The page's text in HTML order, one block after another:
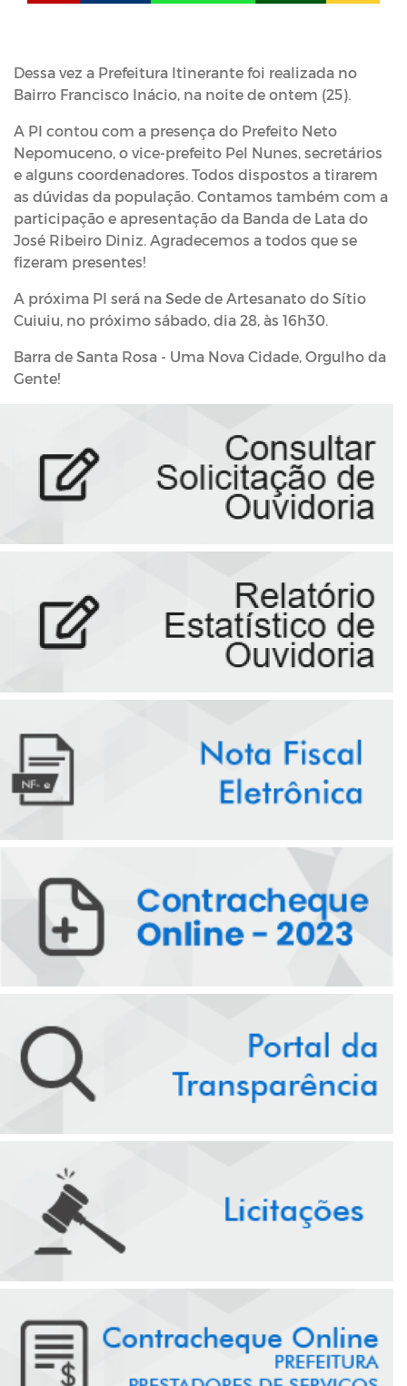
Dessa vez a Prefeitura Itinerante foi realizada no
Bairro Francisco Inácio, na noite de ontem (25).
A PI contou com a presença do Prefeito Neto
Nepomuceno, o vice-prefeito Pel Nunes, secretários
e alguns coordenadores. Todos dispostos a tirarem
as dúvidas da população. Contamos também com a
participação e apresentação da Banda de Lata do
José Ribeiro Diniz. Agradecemos a todos que se
fizeram presentes!
A próxima PI será na Sede de Artesanato do Sítio
Cuiuiu, no próximo sábado, dia 28, às 16h30.
Barra de Santa Rosa - Uma Nova Cidade, Orgulho da
Gente!